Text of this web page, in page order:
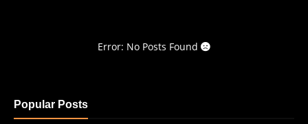
Error: No Posts Found
Popular Posts